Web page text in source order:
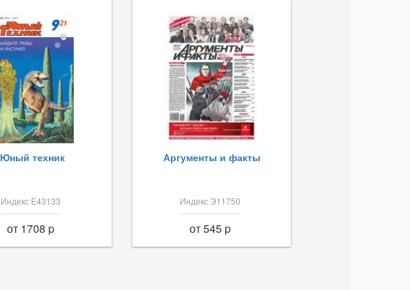
Юный техник
Индекс Е43133
от 1708 p
Аргументы и факты
Индекс Э11750
от 545 p